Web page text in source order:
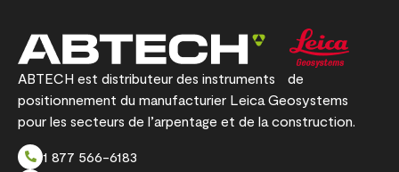
ABTECH est distributeur des instruments de
positionnement du manufacturier Leica Geosystems
pour les secteurs de l’arpentage et de la construction.
1 877 566-6183